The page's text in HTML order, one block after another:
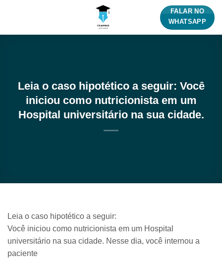
FALAR NO
WHATSAPP
Leia o caso hipotético a seguir: Você
iniciou como nutricionista em um
Hospital universitário na sua cidade.
Leia o caso hipotético a seguir:
Você iniciou como nutricionista em um Hospital
universitário na sua cidade. Nesse dia, você internou a
paciente